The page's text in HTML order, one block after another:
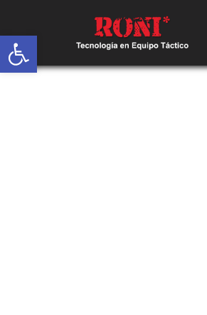
Abrir barra de herramientas